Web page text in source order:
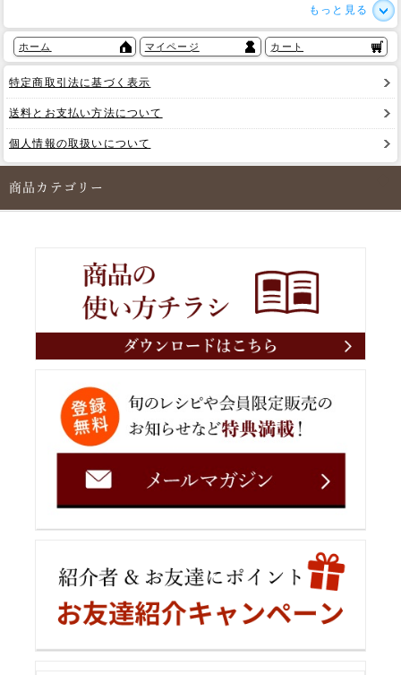
もっと見る
ホーム マイページ カート
特定商取引法に基づく表示
送料とお支払い方法について
個人情報の取扱いについて
商品カテゴリー